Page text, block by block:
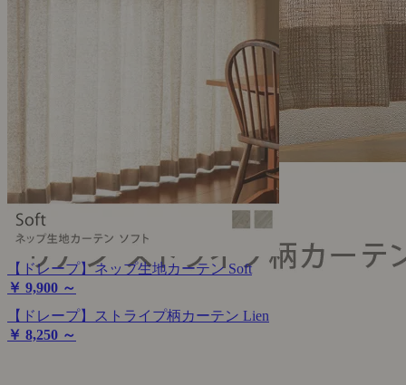
【ドレープ】ストライプ柄カーテン Lien
￥ 8,250 ～
【ドレープ】ネップ生地カーテン Soft
￥ 9,900 ～